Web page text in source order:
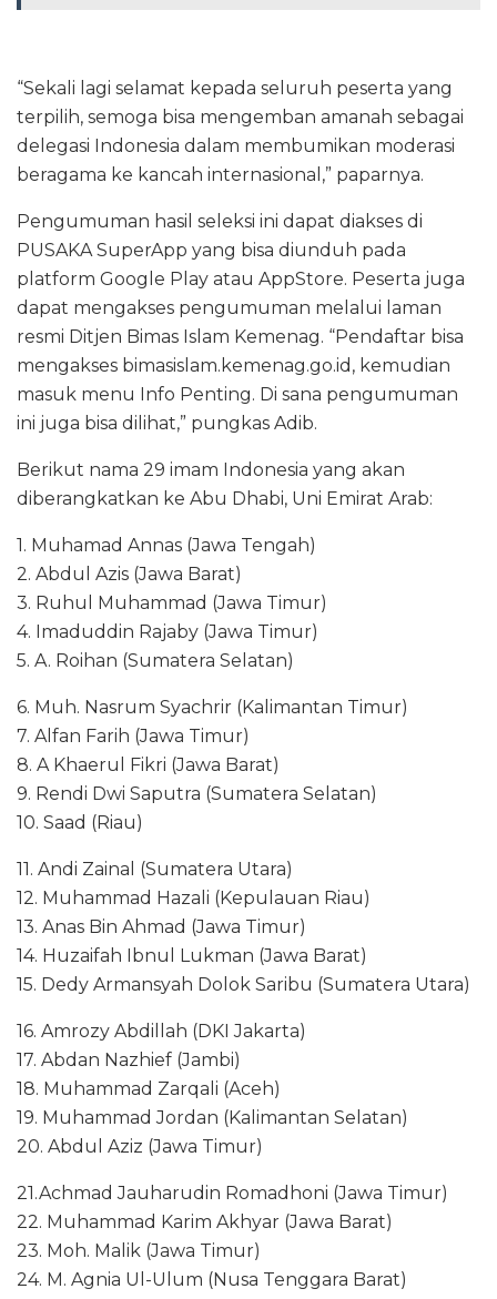
“Sekali lagi selamat kepada seluruh peserta yang
terpilih, semoga bisa mengemban amanah sebagai
delegasi Indonesia dalam membumikan moderasi
beragama ke kancah internasional,” paparnya.
Pengumuman hasil seleksi ini dapat diakses di
PUSAKA SuperApp yang bisa diunduh pada
platform Google Play atau AppStore. Peserta juga
dapat mengakses pengumuman melalui laman
resmi Ditjen Bimas Islam Kemenag. “Pendaftar bisa
mengakses bimasislam.kemenag.go.id, kemudian
masuk menu Info Penting. Di sana pengumuman
ini juga bisa dilihat,” pungkas Adib.
Berikut nama 29 imam Indonesia yang akan
diberangkatkan ke Abu Dhabi, Uni Emirat Arab:
1.⁠ ⁠Muhamad Annas (Jawa Tengah)
2.⁠ ⁠Abdul Azis (Jawa Barat)
3.⁠ ⁠Ruhul Muhammad (Jawa Timur)
4.⁠ ⁠Imaduddin Rajaby (Jawa Timur)
5.⁠ ⁠A. Roihan (Sumatera Selatan)
6.⁠ ⁠Muh. Nasrum Syachrir (Kalimantan Timur)
7.⁠ ⁠Alfan Farih (Jawa Timur)
8.⁠ ⁠A Khaerul Fikri (Jawa Barat)
9.⁠ ⁠Rendi Dwi Saputra (Sumatera Selatan)
10.⁠ ⁠Saad (Riau)
11.⁠ ⁠Andi Zainal (Sumatera Utara)
12.⁠ ⁠Muhammad Hazali (Kepulauan Riau)
13.⁠ ⁠Anas Bin Ahmad (Jawa Timur)
14.⁠ ⁠Huzaifah Ibnul Lukman (Jawa Barat)
15.⁠ ⁠Dedy Armansyah Dolok Saribu (Sumatera Utara)
16.⁠ ⁠Amrozy Abdillah (DKI Jakarta)
17.⁠ ⁠Abdan Nazhief (Jambi)
18.⁠ ⁠Muhammad Zarqali (Aceh)
19.⁠ ⁠Muhammad Jordan (Kalimantan Selatan)
20.⁠ ⁠Abdul Aziz (Jawa Timur)
21.Achmad Jauharudin Romadhoni (Jawa Timur)
22.⁠ ⁠Muhammad Karim Akhyar (Jawa Barat)
23.⁠ ⁠Moh. Malik (Jawa Timur)
24.⁠ ⁠M. Agnia Ul-Ulum (Nusa Tenggara Barat)